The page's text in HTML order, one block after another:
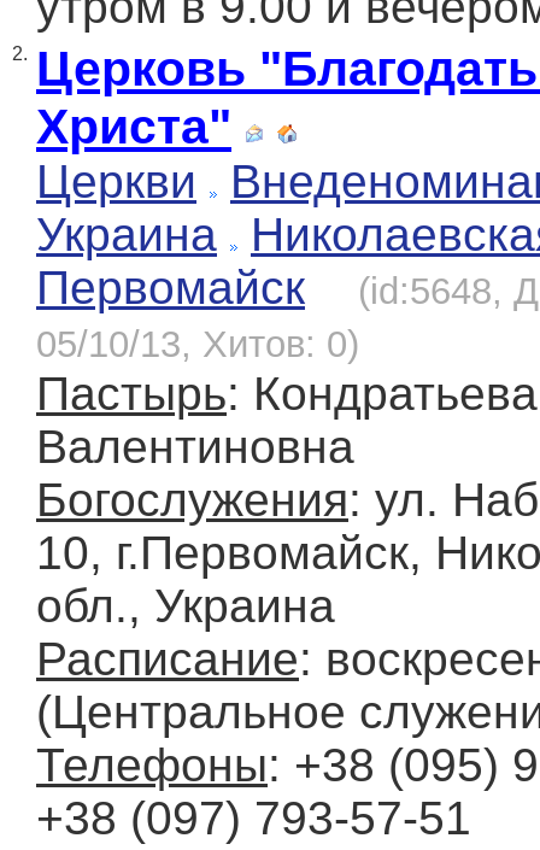
2. Церковь
Христа"
Церкви
Украина
Первомайск
(id:5648,
05/10/13, Хитов: 0)
Пастырь:
Валентиновна
Богослужения: ул.
10, г.Первомайск,
обл., Украина
Расписание:
(Центральное
Телефоны: +38 (095)
+38 (097) 793-57-51